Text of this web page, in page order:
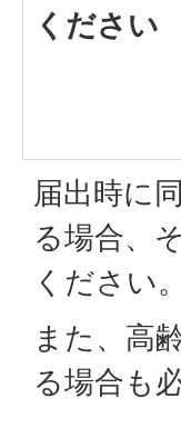
ください
届出時に
る場合、
ください。
また、高
る場合も